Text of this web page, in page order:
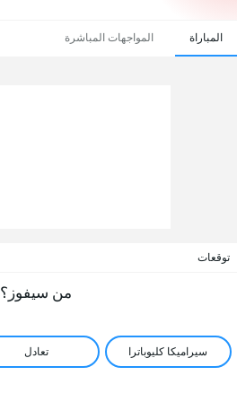
المباراة المواجهات المباشرة
توقعات
من سيفوز؟
سيراميكا كليوباترا تعادل